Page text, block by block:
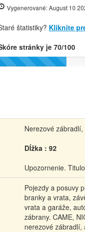
Vygenerované: August 10
štatistiky? Kliknite
stránky je 70/100
Nerezové
Dĺžka : 92
Upozornenie.
Pojezdy a posuvy
branky a vrata,
vrata a garáže,
zábrany. CAME,
nerezové zábradlí,